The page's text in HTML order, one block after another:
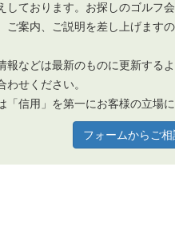
しております。お探しのゴルフ
ご案内、ご説明を差し上げます
報などは最新のものに更新する
せください。
信用」を第一にお客様の立場
フォームからご相